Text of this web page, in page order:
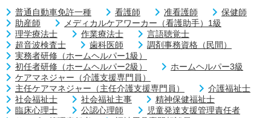
普通自動車免許一種 看護師 准看護師
保健師
助産師
メディカルケアワーカー（看護助手）1級
理学療法士
作業療法士
言語聴覚士
超音波検査士
歯科医師
調剤事務資格（民間）
実務者研修（ホームヘルパー1級）
初任者研修（ホームヘルパー2級）
ホームヘルパー3級
ケアマネジャー（介護支援専門員）
主任ケアマネジャー（主任介護支援専門員）
介護福祉士
社会福祉士
社会福祉主事
精神保健福祉士
臨床心理士
公認心理師
児童発達支援管理責任者